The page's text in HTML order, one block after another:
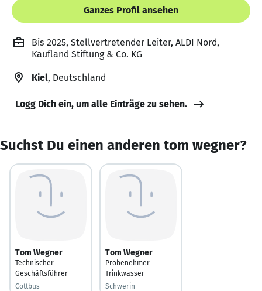
Ganzes Profil ansehen
Bis 2025, Stellvertretender Leiter, ALDI Nord,
Kaufland Stiftung & Co. KG
Kiel, Deutschland
Logg Dich ein, um alle Einträge zu sehen.
Suchst Du einen anderen tom wegner?
Tom Wegner
Technischer
Geschäftsführer
Cottbus
Tom Wegner
Probenehmer
Trinkwasser
Schwerin